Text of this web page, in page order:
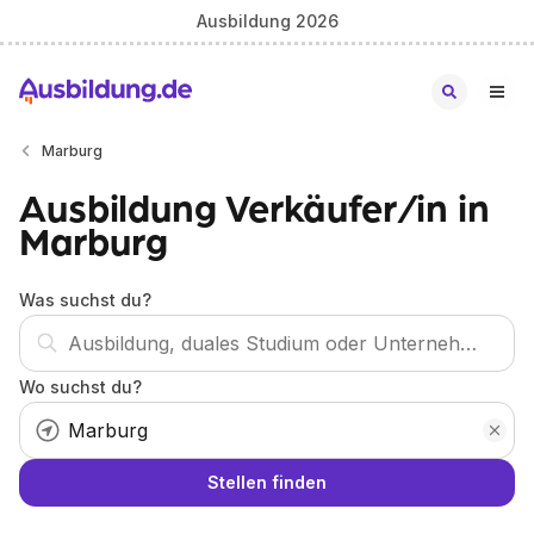
Ausbildung 2026
Marburg
Ausbildung Verkäufer/in in
Marburg
Was suchst du?
Wo suchst du?
Stellen finden